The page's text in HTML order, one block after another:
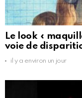
Le look «
voie de
il y a environ un jour